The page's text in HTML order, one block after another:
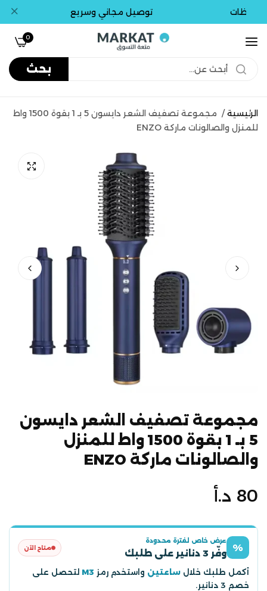
توصيل مجاني وسريع
بحث
0
الرئيسية /
مجموعة تصفيف الشعر دايسون 5 بـ 1 بقوة 1500 واط
للمنزل والصالونات ماركة ENZO
مجموعة تصفيف الشعر دايسون
5 بـ 1 بقوة 1500 واط للمنزل
والصالونات ماركة ENZO
السعر
الأصلي
80 د.أ
%
عرض خاص لفترة محدودة
وفّر 3 دنانير على طلبك متاح الآن
أكمل طلبك خلال ساعتين واستخدم رمز M3 لتحصل على
خصم 3 دنانير.